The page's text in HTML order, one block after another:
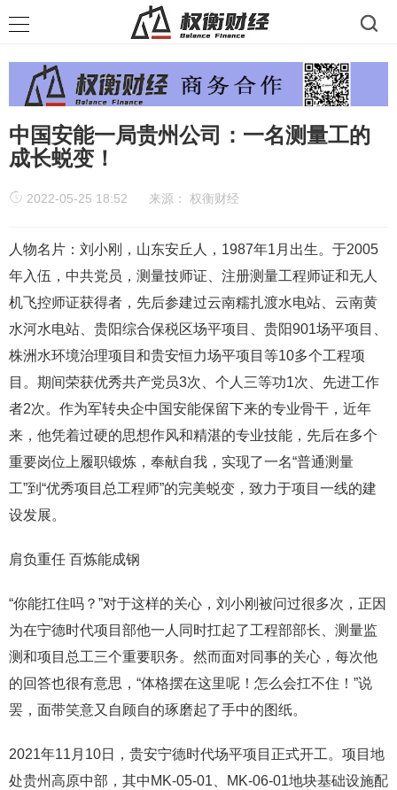
中国安能一局贵州公司：一名测量工的
成长蜕变！
2022-05-25 18:52 来源： 权衡财经
人物名片：刘小刚，山东安丘人，1987年1月出生。于2005
年入伍，中共党员，测量技师证、注册测量工程师证和无人
机飞控师证获得者，先后参建过云南糯扎渡水电站、云南黄
水河水电站、贵阳综合保税区场平项目、贵阳901场平项目、
株洲水环境治理项目和贵安恒力场平项目等10多个工程项
目。期间荣获优秀共产党员3次、个人三等功1次、先进工作
者2次。作为军转央企中国安能保留下来的专业骨干，近年
来，他凭着过硬的思想作风和精湛的专业技能，先后在多个
重要岗位上履职锻炼，奉献自我，实现了一名“普通测量
工”到“优秀项目总工程师”的完美蜕变，致力于项目一线的建
设发展。
肩负重任 百炼能成钢
“你能扛住吗？”对于这样的关心，刘小刚被问过很多次，正因
为在宁德时代项目部他一人同时扛起了工程部部长、测量监
测和项目总工三个重要职务。然而面对同事的关心，每次他
的回答也很有意思，“体格摆在这里呢！怎么会扛不住！”说
罢，面带笑意又自顾自的琢磨起了手中的图纸。
2021年11月10日，贵安宁德时代场平项目正式开工。项目地
处贵州高原中部，其中MK-05-01、MK-06-01地块基础设施配